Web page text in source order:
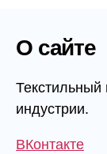
О сайте
Текстильный
индустрии.
ВКонтакте